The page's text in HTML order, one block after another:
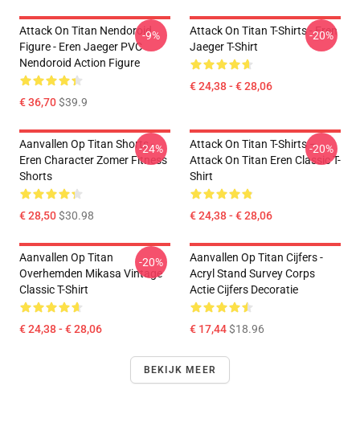
Attack On Titan Nendoroid
Figure - Eren Jaeger PVC
Nendoroid Action Figure
€ 36,70$39.9
-9%
Attack On Titan T-Shirts - Eren
Jaeger T-Shirt
€ 24,38 - € 28,06
-20%
Aanvallen Op Titan Shorts -
Eren Character Zomer Fitness
Shorts
€ 28,50$30.98
-24%
Attack On Titan T-Shirts –
Attack On Titan Eren Classic T-
Shirt
€ 24,38 - € 28,06
-20%
Aanvallen Op Titan
Overhemden Mikasa Vintage
Classic T-Shirt
€ 24,38 - € 28,06
-20%
Aanvallen Op Titan Cijfers -
Acryl Stand Survey Corps
Actie Cijfers Decoratie
€ 17,44$18.96
BEKIJK MEER